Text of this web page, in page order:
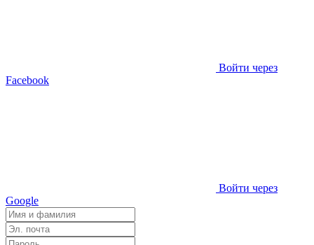
Войти через
Facebook
Войти через
Google